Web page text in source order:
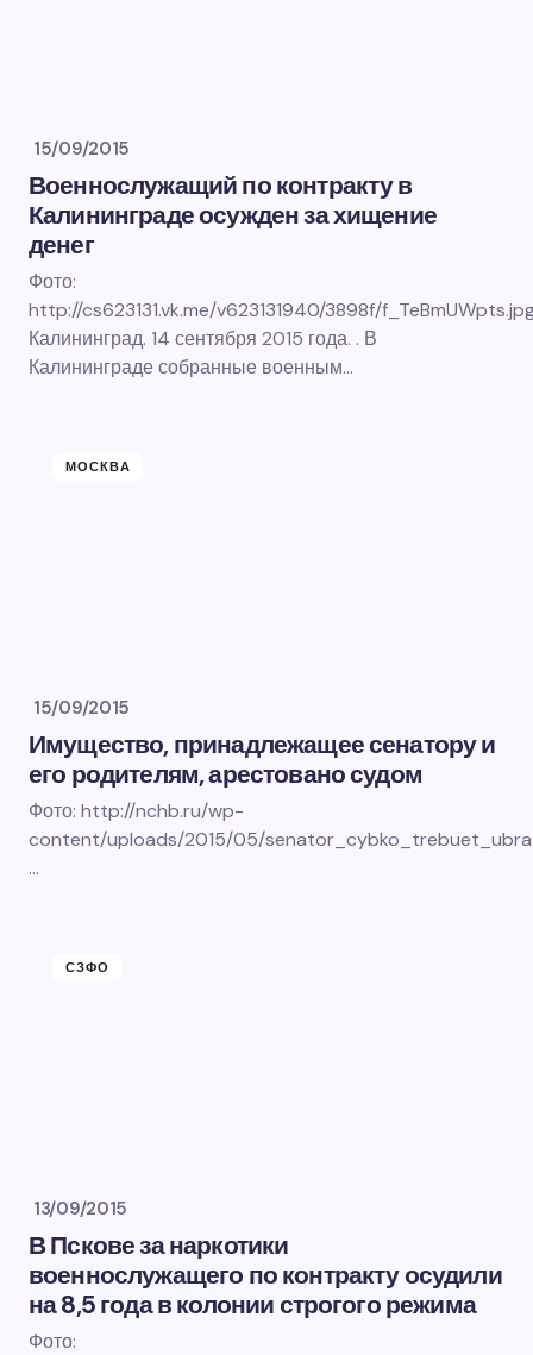
15/09/2015
Военнослужащий по контракту в
Калининграде осужден за хищение
денег
Фото:
http://cs623131.vk.me/v623131940/3898f/
Калининград. 14 сентября 2015 года. . В
Калининграде собранные военным…
МОСКВА
15/09/2015
Имущество, принадлежащее сенатору и
его родителям, арестовано судом
Фото: http://nchb.ru/wp-
content/uploads/2015/05/
…
СЗФО
13/09/2015
В Пскове за наркотики
военнослужащего по контракту осудили
на 8,5 года в колонии строгого режима
Фото: